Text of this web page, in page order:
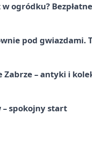
ogródku?
pod gwiazdami.
Zabrze – antyki i
– spokojny start